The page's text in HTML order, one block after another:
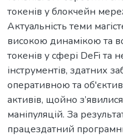
токенів у блокчейн
Актуальність теми
високою динамікою та
токенів у сфері DeFi та
інструментів, здатних
оперативною та
активів, щойно
маніпуляцій. За
працездатний